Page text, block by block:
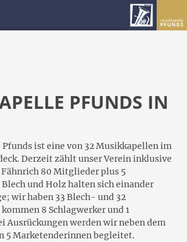
PFUNDS IN
ist eine von 32 Musikkapellen im
Derzeit zählt unser Verein inklusive
80 Mitglieder plus 5
und Holz halten sich einander
wir haben 33 Blech- und 32
8 Schlagwerker und 1
Ausrückungen werden wir neben dem
5 Marketenderinnen begleitet.